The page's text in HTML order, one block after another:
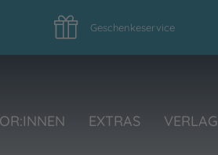
Geschenkeservice
EXTRAS VERLAG